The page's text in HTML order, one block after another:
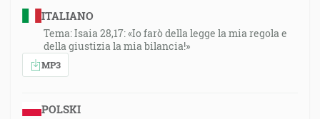
ITALIANO
Tema: Isaia 28,17: «Io farò della legge la mia regola e
della giustizia la mia bilancia!»
MP3
POLSKI